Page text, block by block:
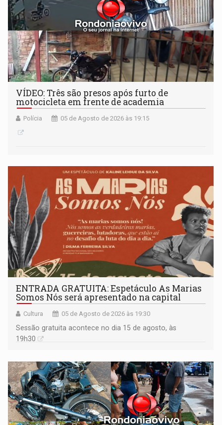
VÍDEO: Três são presos após furto de
motocicleta em frente de academia
Polícia 05 de Agosto de 2026 às 19:15
ENTRADA GRATUITA: Espetáculo As Marias
Somos Nós será apresentado na capital
Cultura 05 de Agosto de 2026 às 19:30
Sessão gratuita acontece no dia 15 de agosto, às
19h30